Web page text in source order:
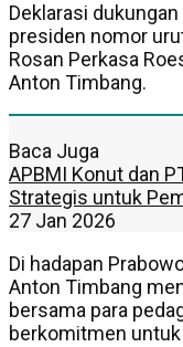
Deklarasi
presiden nomor
Rosan Perkasa
Anton Timbang.
Baca Juga
APBMI Konut dan
Strategis untuk
27 Jan 2026
Di hadapan
Anton Timbang
bersama para
berkomitmen